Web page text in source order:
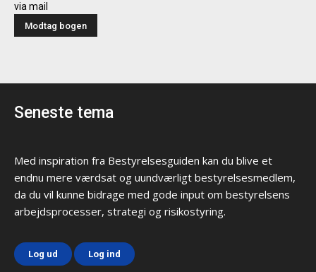
via mail
Seneste tema
Med inspiration fra Bestyrelsesguiden kan du blive et
endnu mere værdsat og uundværligt bestyrelsesmedlem,
da du vil kunne bidrage med gode input om bestyrelsens
arbejdsprocesser, strategi og risikostyring.
Log ud Log ind